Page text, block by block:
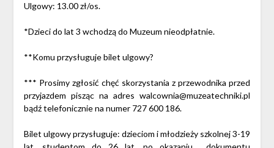
Ulgowy: 13.00 zł/os.
*Dzieci do lat 3 wchodzą do Muzeum nieodpłatnie.
**Komu przysługuje bilet ulgowy?
*** Prosimy zgłosić chęć skorzystania z przewodnika przed
przyjazdem pisząc na adreswalcownia@muzeatechniki.pl
bądź telefonicznie na numer 727 600 186.
Bilet ulgowy przysługuje: dzieciom i młodzieży szkolnej 3-19